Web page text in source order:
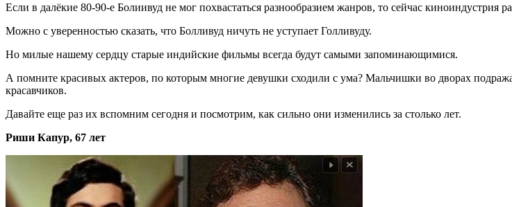
Если в далёкие 80-90-е Болиивуд не мог похвастаться разнообразием жанров, то сейчас киноиндустрия
Можно с уверенностью сказать, что Болливуд ничуть не уступает Голливуду.
Но милые нашему сердцу старые индийские фильмы всегда будут самыми запоминающимися.
А помните красивых актеров, по которым многие девушки сходили с ума? Мальчишки во дворах
красавчиков.
Давайте еще раз их вспомним сегодня и посмотрим, как сильно они изменились за столько лет.
Риши Капур, 67 лет